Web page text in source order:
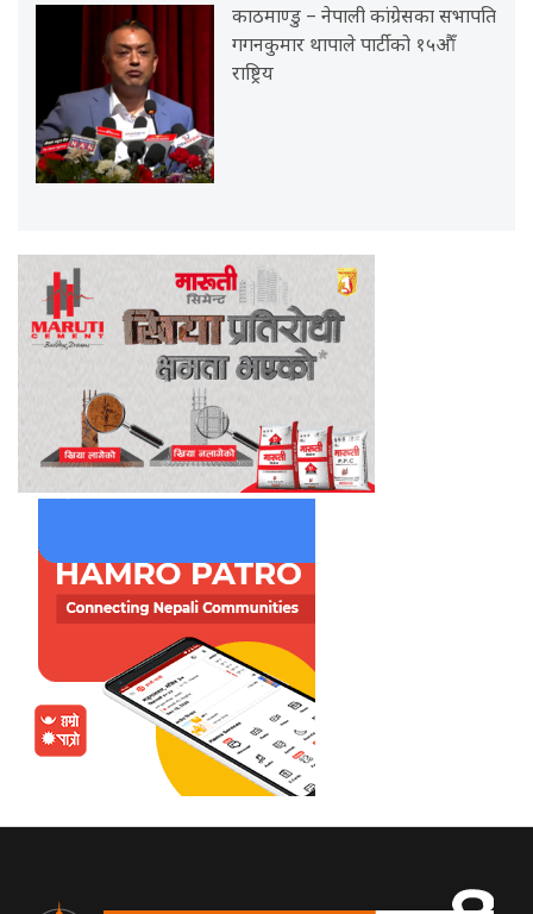
काठमाण्डु – नेपाली कांग्रेसका सभापति
गगनकुमार थापाले पार्टीको १५औँ
राष्ट्रिय